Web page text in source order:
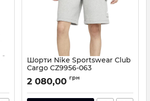
Шорти Nike Sportswear Club
Cargo CZ9956-063
Артикул: CZ9956-063-XL
2 080,00 грн